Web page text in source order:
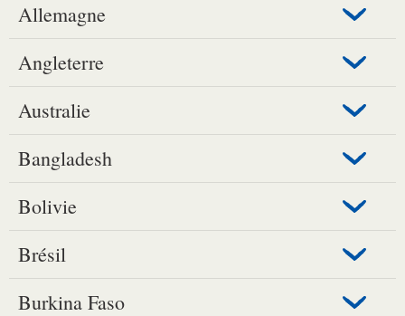
Allemagne
Angleterre
Australie
Bangladesh
Bolivie
Brésil
Burkina Faso